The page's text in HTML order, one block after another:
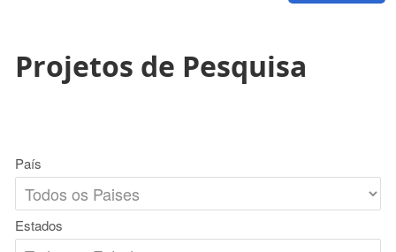
Projetos de Pesquisa
País
Estados